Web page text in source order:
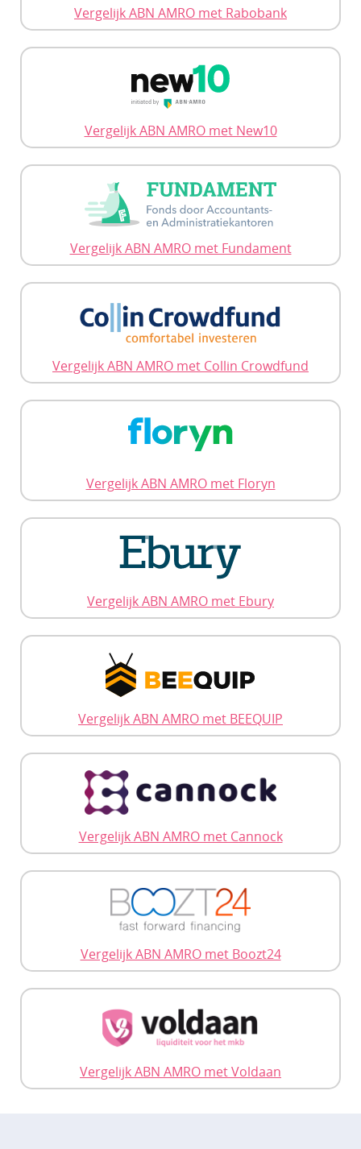
Vergelijk ABN AMRO met Rabobank
Vergelijk ABN AMRO met New10
Vergelijk ABN AMRO met Fundament
Vergelijk ABN AMRO met Collin Crowdfund
Vergelijk ABN AMRO met Floryn
Vergelijk ABN AMRO met Ebury
Vergelijk ABN AMRO met BEEQUIP
Vergelijk ABN AMRO met Cannock
Vergelijk ABN AMRO met Boozt24
Vergelijk ABN AMRO met Voldaan